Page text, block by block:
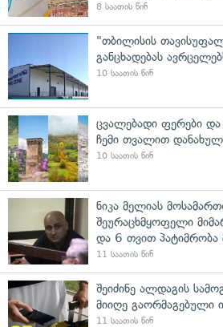
8 საათის წინ
"თბილისის
განცხადებას
10 საათის წინ
ცვალებადი ფერები
ჩემი თვალით
10 საათის წინ
ნიკა მელიას
შეურაცხმყოფელი
და 6 თვით პატიმრობა
11 საათის წინ
შეიძინე ალდაგის
მიიღე გაორმაგებული
11 საათის წინ